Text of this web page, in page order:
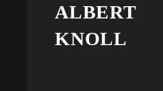
ALBERT
KNOLL